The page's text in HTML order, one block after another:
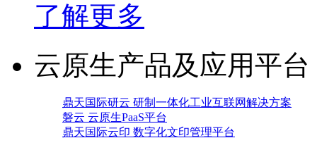
了解更多
云原生产品及应用平台
鼎天国际研云 研制一体化工业互联网解决方案
磐云 云原生PaaS平台
鼎天国际云印 数字化文印管理平台